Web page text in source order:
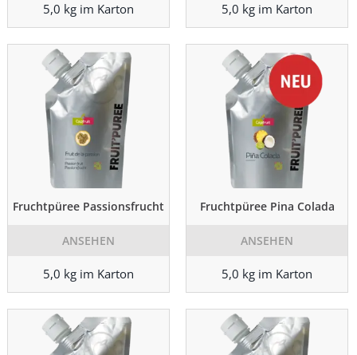
5,0 kg im Karton 5,0 kg im Karton
Fruchtpüree Passionsfrucht
ANSEHEN
5,0 kg im Karton
Fruchtpüree Pina Colada
ANSEHEN
5,0 kg im Karton